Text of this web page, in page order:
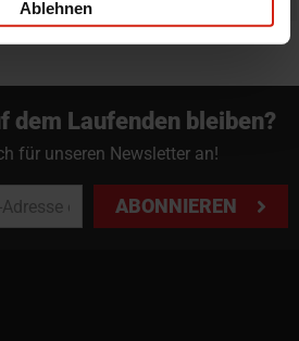
Ablehnen
dem Laufenden bleiben?
für unseren Newsletter an!
ABONNIEREN